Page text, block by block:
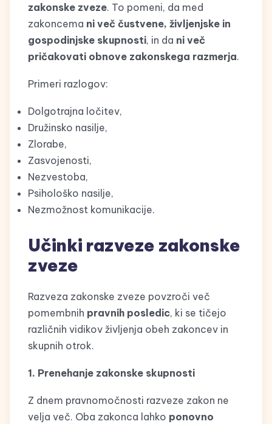
zakonske zveze. To pomeni, da med
zakoncema ni več čustvene, življenjske in
gospodinjske skupnosti, in da ni več
pričakovati obnove zakonskega razmerja.
Primeri razlogov:
Dolgotrajna ločitev,
Družinsko nasilje,
Zlorabe,
Zasvojenosti,
Nezvestoba,
Psihološko nasilje,
Nezmožnost komunikacije.
Učinki razveze zakonske
zveze
Razveza zakonske zveze povzroči več
pomembnih pravnih posledic, ki se tičejo
različnih vidikov življenja obeh zakoncev in
skupnih otrok.
1. Prenehanje zakonske skupnosti
Z dnem pravnomočnosti razveze zakon ne
velja več. Oba zakonca lahko ponovno